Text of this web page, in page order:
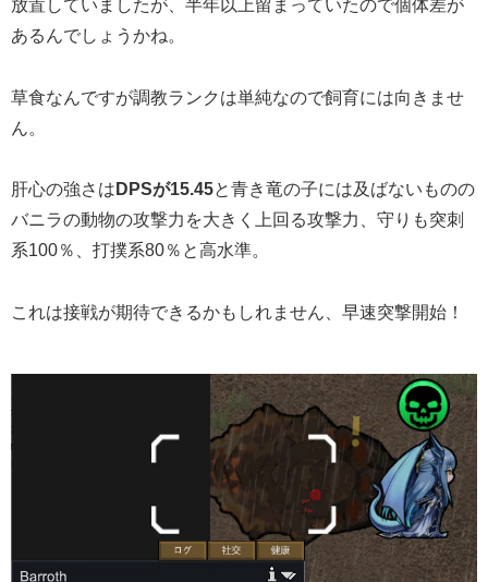
放置していましたが、半年以上留まっていたので個体差が
あるんでしょうかね。
草食なんですが調教ランクは単純なので飼育には向きませ
ん。
肝心の強さは DPSが15.45と青き竜の子には及ばないものの
バニラの動物の攻撃力を大きく上回る攻撃力、守りも突刺
系100％、打撲系80％と高水準。
これは接戦が期待できるかもしれません、早速突撃開始！